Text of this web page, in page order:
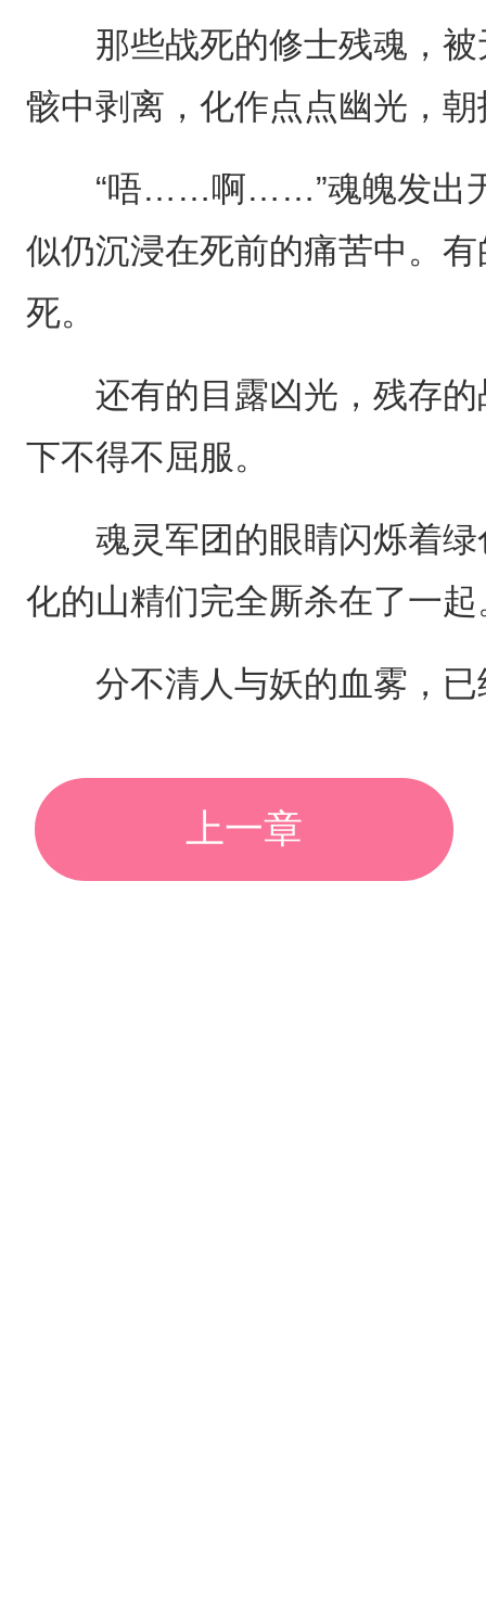
那些战死的修士残魂，被
骸中剥离，化作点点幽光，
“唔……啊……”魂魄发出无
似仍沉浸在死前的痛苦中。
死。
还有的目露凶光，残存的
下不得不屈服。
魂灵军团的眼睛闪烁着绿
化的山精们完全厮杀在了一起
分不清人与妖的血雾，已
上一章